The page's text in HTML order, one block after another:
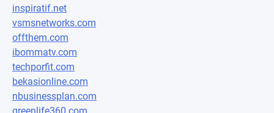
inspiratif.net
vsmsnetworks.com
offthem.com
ibommatv.com
techporfit.com
bekasionline.com
nbusinessplan.com